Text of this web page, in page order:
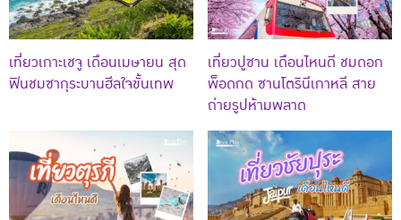
เที่ยวเกาะเชจู เดือนเมษายน สุด
ฟินชมซากุระบานฮีลใจขั้นเทพ
เที่ยวปูซาน เดือนไหนดี ชมดอก
พ็อดกด ซานโตรินีเกาหลี สาย
ถ่ายรูปห้ามพลาด